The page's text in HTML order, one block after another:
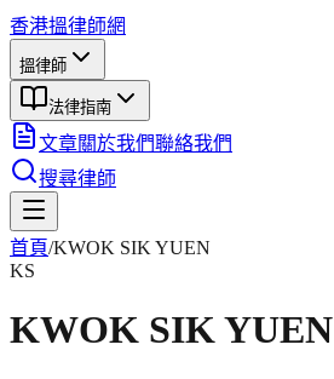
香港搵律師網
搵律師
法律指南
文章關於我們聯絡我們
搜尋律師
首頁/KWOK SIK YUEN
KS
KWOK SIK YUEN